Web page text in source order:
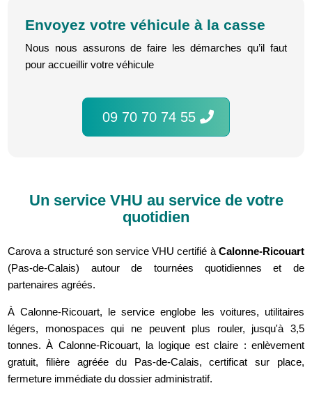
Envoyez votre véhicule à la casse
Nous nous assurons de faire les démarches qu’il faut
pour accueillir votre véhicule
09 70 70 74 55
Un service VHU au service de votre
quotidien
Carova a structuré son service VHU certifié à Calonne-Ricouart
(Pas-de-Calais) autour de tournées quotidiennes et de
partenaires agréés.
À Calonne-Ricouart, le service englobe les voitures, utilitaires
légers, monospaces qui ne peuvent plus rouler, jusqu'à 3,5
tonnes. À Calonne-Ricouart, la logique est claire : enlèvement
gratuit, filière agréée du Pas-de-Calais, certificat sur place,
fermeture immédiate du dossier administratif.